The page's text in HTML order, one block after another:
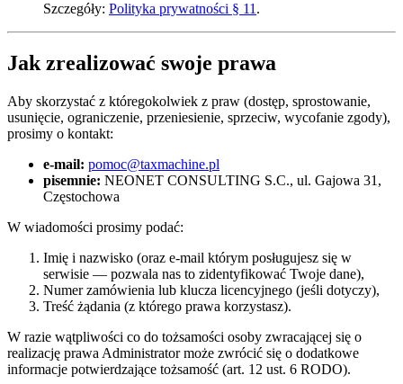
Szczegóły: Polityka prywatności § 11 .
Jak zrealizować swoje prawa
Aby skorzystać z któregokolwiek z praw (dostęp, sprostowanie,
usunięcie, ograniczenie, przeniesienie, sprzeciw, wycofanie zgody),
prosimy o kontakt:
e-mail: pomoc@taxmachine.pl
pisemnie: NEONET CONSULTING S.C., ul. Gajowa 31,
Częstochowa
W wiadomości prosimy podać:
Imię i nazwisko (oraz e-mail którym posługujesz się w
serwisie — pozwala nas to zidentyfikować Twoje dane),
Numer zamówienia lub klucza licencyjnego (jeśli dotyczy),
Treść żądania (z którego prawa korzystasz).
W razie wątpliwości co do tożsamości osoby zwracającej się o
realizację prawa Administrator może zwrócić się o dodatkowe
informacje potwierdzające tożsamość (art. 12 ust. 6 RODO).